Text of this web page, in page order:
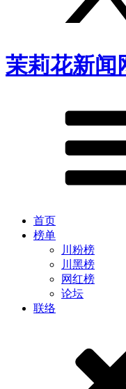
茉莉花新闻
首页
榜单
川粉榜
川黑榜
网红榜
论坛
联络